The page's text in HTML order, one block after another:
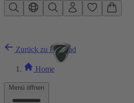
Zum Hauptinhalt springen
Menü öffnen
Zurück zu Rennrad
Home